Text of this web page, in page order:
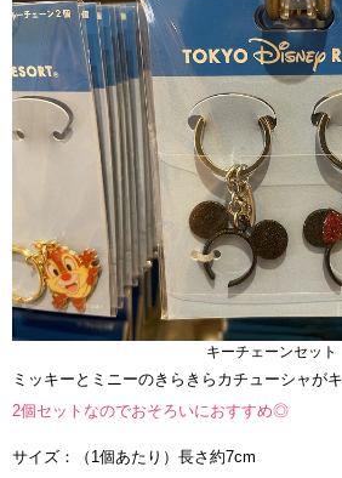
キーチェーンセット
ミッキーとミニーのきらきらカチューシャが
2個セットなのでおそろいにおすすめ◎
サイズ：（1個あたり）長さ約7cm